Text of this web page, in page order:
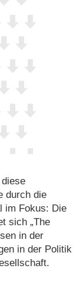
durch die
im Fokus: Die
sich „The
in der
in der Politik